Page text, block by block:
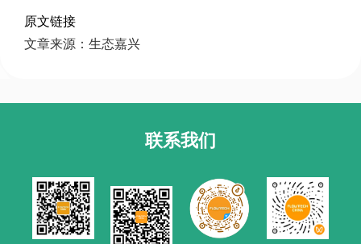
原文链接
文章来源：生态嘉兴
联系我们